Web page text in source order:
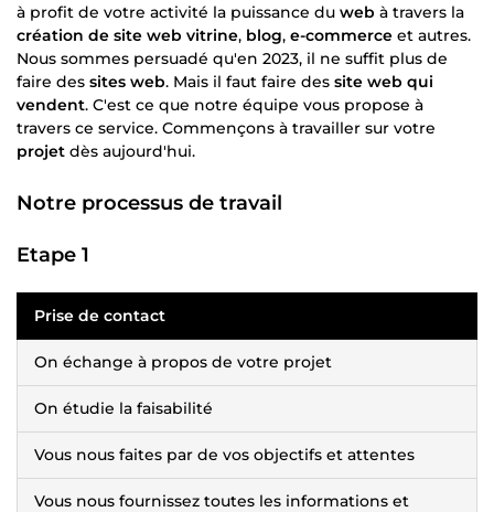
à profit de votre activité la puissance du web à travers la
création de site web vitrine, blog, e-commerce et autres.
Nous sommes persuadé qu'en 2023, il ne suffit plus de
faire des sites web. Mais il faut faire des site web qui
vendent. C'est ce que notre équipe vous propose à
travers ce service. Commençons à travailler sur votre
projet dès aujourd'hui.
Notre processus de travail
Etape 1
Prise de contact
On échange à propos de votre projet
On étudie la faisabilité
Vous nous faites par de vos objectifs et attentes
Vous nous fournissez toutes les informations et